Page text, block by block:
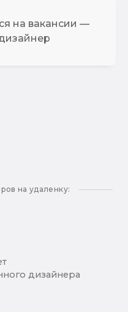
на вакансии —
на удаленку:
дизайнера